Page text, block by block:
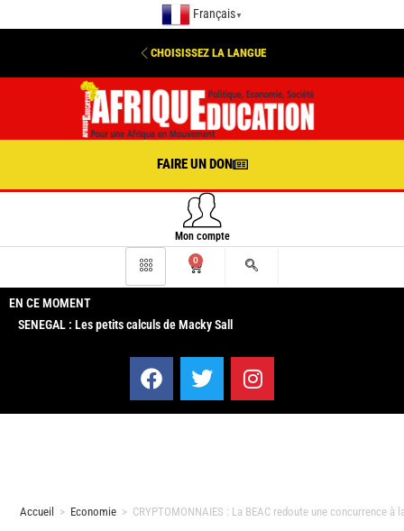
Français ▼
CHOISISSEZ LA LANGUE
FAIRE UN DON
Mon compte
0
EN CE MOMENT
SENEGAL : Les petits calculs de Macky Sall
Accueil > Economie > CRYPTOMONNAIES : La BEAC redoute une concurrence à